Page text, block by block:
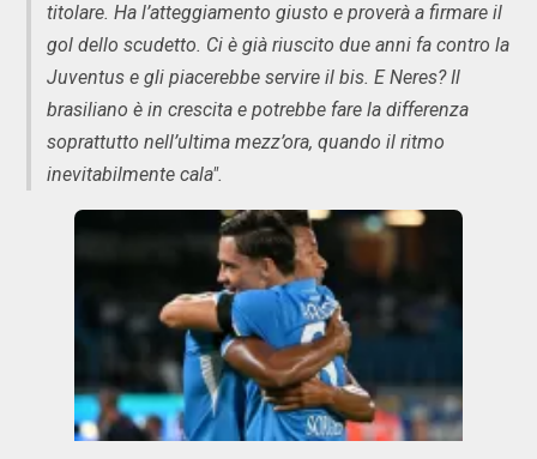
titolare. Ha l’atteggiamento giusto e proverà a firmare il
gol dello scudetto. Ci è già riuscito due anni fa contro la
Juventus e gli piacerebbe servire il bis. E Neres? Il
brasiliano è in crescita e potrebbe fare la differenza
soprattutto nell’ultima mezz’ora, quando il ritmo
inevitabilmente cala".